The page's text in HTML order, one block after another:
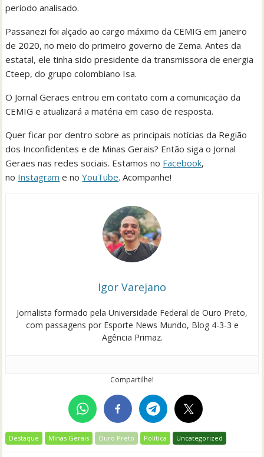
período analisado.
Passanezi foi alçado ao cargo máximo da CEMIG em janeiro
de 2020, no meio do primeiro governo de Zema. Antes da
estatal, ele tinha sido presidente da transmissora de energia
Cteep, do grupo colombiano Isa.
O Jornal Geraes entrou em contato com a comunicação da
CEMIG e atualizará a matéria em caso de resposta.
Quer ficar por dentro sobre as principais notícias da Região
dos Inconfidentes e de Minas Gerais? Então siga o Jornal
Geraes nas redes sociais. Estamos no Facebook,
no Instagram e noYouTube. Acompanhe!
Igor Varejano
Jornalista formado pela Universidade Federal de Ouro Preto,
com passagens por Esporte News Mundo, Blog 4-3-3 e
Agência Primaz.
Compartilhe!
Destaque Minas Gerais Ouro Preto Política Uncategorized